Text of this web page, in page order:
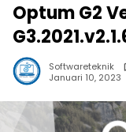
Optum G2
Softwareteknik
Januari 10, 2023